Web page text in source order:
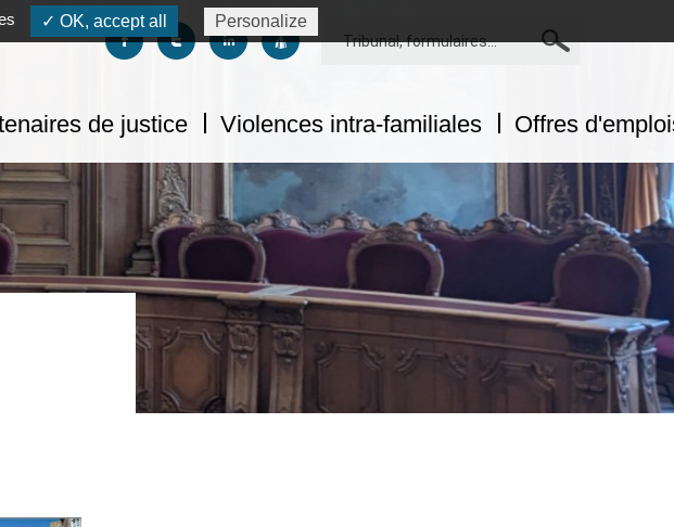
Suivez-nous sur facebook
Suivez-nous sur twitter
Suivez-nous sur linkedin
Suivez-nous sur dailymotion
de justice Violences intra-familiales Offres
✓ OK, accept all Personalize